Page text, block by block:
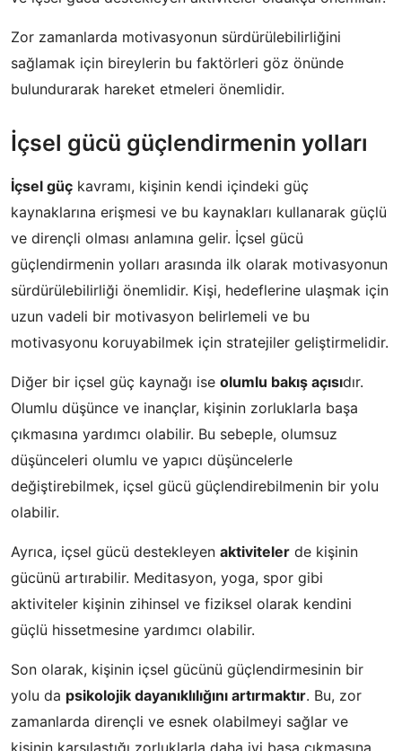
Zor zamanlarda motivasyonun sürdürülebilirliğini
sağlamak için bireylerin bu faktörleri göz önünde
bulundurarak hareket etmeleri önemlidir.
İçsel gücü güçlendirmenin yolları
İçsel güç kavramı, kişinin kendi içindeki güç
kaynaklarına erişmesi ve bu kaynakları kullanarak güçlü
ve dirençli olması anlamına gelir. İçsel gücü
güçlendirmenin yolları arasında ilk olarak motivasyonun
sürdürülebilirliği önemlidir. Kişi, hedeflerine ulaşmak için
uzun vadeli bir motivasyon belirlemeli ve bu
motivasyonu koruyabilmek için stratejiler geliştirmelidir.
Diğer bir içsel güç kaynağı ise olumlu bakış açısıdır.
Olumlu düşünce ve inançlar, kişinin zorluklarla başa
çıkmasına yardımcı olabilir. Bu sebeple, olumsuz
düşünceleri olumlu ve yapıcı düşüncelerle
değiştirebilmek, içsel gücü güçlendirebilmenin bir yolu
olabilir.
Ayrıca, içsel gücü destekleyen aktiviteler de kişinin
gücünü artırabilir. Meditasyon, yoga, spor gibi
aktiviteler kişinin zihinsel ve fiziksel olarak kendini
güçlü hissetmesine yardımcı olabilir.
Son olarak, kişinin içsel gücünü güçlendirmesinin bir
yolu da psikolojik dayanıklılığını artırmaktır. Bu, zor
zamanlarda dirençli ve esnek olabilmeyi sağlar ve
kişinin karşılaştığı zorluklarla daha iyi başa çıkmasına